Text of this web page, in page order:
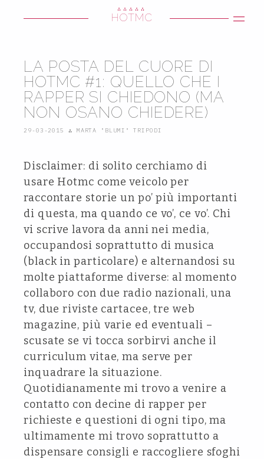
HOTMC
∴∴∴∴∴
LA POSTA DEL CUORE DI
HOTMC #1: QUELLO CHE I
RAPPER SI CHIEDONO (MA
NON OSANO CHIEDERE)
29-03-2015 ∴ MARTA "BLUMI" TRIPODI
Disclaimer: di solito cerchiamo di
usare Hotmc come veicolo per
raccontare storie un po’ più importanti
di questa, ma quando ce vo’, ce vo’. Chi
vi scrive lavora da anni nei media,
occupandosi soprattutto di musica
(black in particolare) e alternandosi su
molte piattaforme diverse: al momento
collaboro con due radio nazionali, una
tv, due riviste cartacee, tre web
magazine, più varie ed eventuali –
scusate se vi tocca sorbirvi anche il
curriculum vitae, ma serve per
inquadrare la situazione.
Quotidianamente mi trovo a venire a
contatto con decine di rapper per
richieste e questioni di ogni tipo, ma
ultimamente mi trovo soprattutto a
dispensare consigli e raccogliere sfoghi